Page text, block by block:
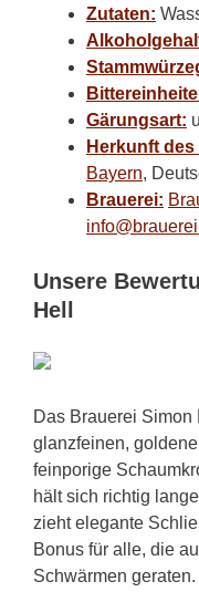
Zutaten:
Gärungsart:
Herkunft des
Bayern,
Brauerei:
Unsere
Hell
Das Brauerei Simon
glanzfeinen,
feinporige
hält sich richtig
zieht elegante
Bonus für alle, die
Schwärmen geraten.